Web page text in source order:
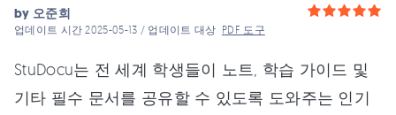
by 오준희
업데이트 시간 2025-05-13 / 업데이트 대상 PDF 도구
StuDocu는 전 세계 학생들이 노트, 학습 가이드 및
기타 필수 문서를 공유할 수 있도록 도와주는 인기